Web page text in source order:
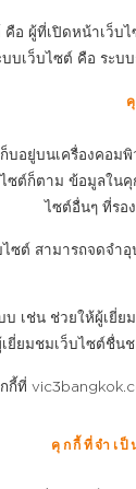
คือ ผู้ที่เปิดหน้าเว็บ
บบเว็บไซต์ คือ ระบ
อยู่บนเครื่องคอมพิ
ซต์ก็ตาม ข้อมูลใน
ไซต์อื่นๆ ที่รอ
ซต์ สามารถจดจำ
เช่น ช่วยให้ผู้เยี่
ยี่ยมชมเว็บไซต์ชื่น
กี้ที่
คุกกี้ที่จำเป็